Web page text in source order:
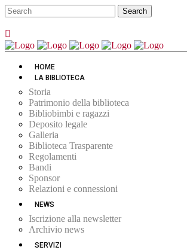
HOME
LA BIBLIOTECA
Storia
Patrimonio della biblioteca
Bibliobimbi e ragazzi
Deposito legale
Galleria
Biblioteca Trasparente
Regolamenti
Bandi
Sponsor
Relazioni e connessioni
NEWS
Iscrizione alla newsletter
Archivio news
SERVIZI